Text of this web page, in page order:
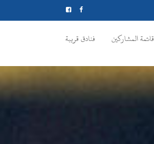
قائمة المشاركين فنادق قريبة